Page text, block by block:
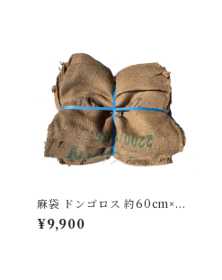
麻袋 ドンゴロス 約60cm×約9
0cmH 50枚セット
¥9,900